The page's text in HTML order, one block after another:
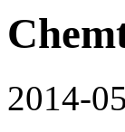
2014-